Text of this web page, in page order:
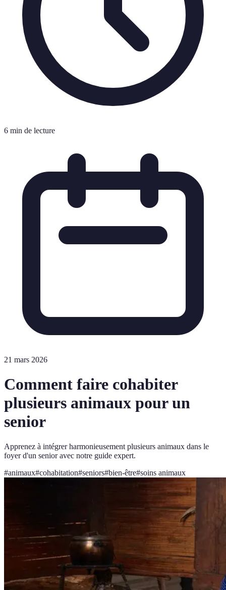
6 min de lecture
21 mars 2026
Comment faire cohabiter
plusieurs animaux pour un
senior
Apprenez à intégrer harmonieusement plusieurs animaux dans le
foyer d'un senior avec notre guide expert.
#animaux#cohabitation#seniors#bien-être#soins animaux